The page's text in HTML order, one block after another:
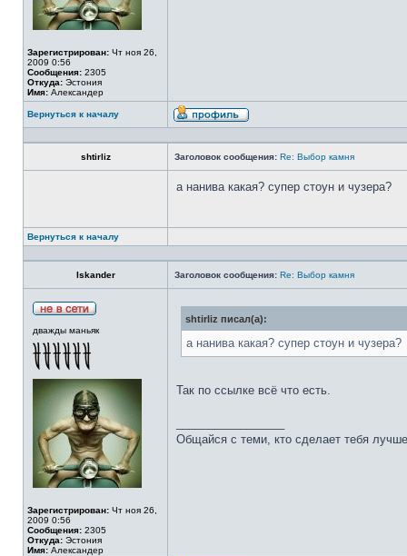
Зарегистрирован: Чт ноя 26,
2009 0:56
Сообщения: 2305
Откуда: Эстония
Имя: Александер
Вернуться к началу
shtirliz Заголовок сообщения: Re: Выбор камня
а нанива какая? супер стоун и чузера?
Вернуться к началу
Iskander Заголовок сообщения: Re: Выбор камня
дважды маньяк
Зарегистрирован: Чт ноя 26,
2009 0:56
Сообщения: 2305
Откуда: Эстония
Имя: Александер
shtirliz писал(а):
а нанива какая? супер стоун и чузера?
Так по ссылке всё что есть.
Общайся с теми, кто сделает тебя